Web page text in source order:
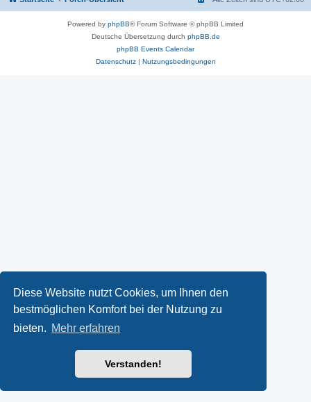
Diese Website nutzt Cookies, um Ihnen den
bestmöglichen Komfort bei der Nutzung zu
bieten. Mehr erfahren
Verstanden!
Powered by phpBB® Forum Software © phpBB Limited
Deutsche Übersetzung durch phpBB.de
phpBB Events Calendar
Datenschutz| Nutzungsbedingungen